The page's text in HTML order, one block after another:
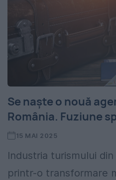
Se naște o nouă
România. Fuziune
15 MAI 2025
Industria turismului
printr-o transformare